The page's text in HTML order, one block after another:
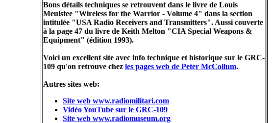
Bons détails techniques se retrouvent dans le livre de Louis
Meulstee "Wireless for the Warrior - Volume 4" dans la section
intitulée "USA Radio Receivers and Transmitters". Aussi couverte
à la page 47 du livre de Keith Melton "CIA Special Weapons &
Equipment" (édition 1993).
Voici un excellent site avec info technique et historique sur le GRC-
109 qu'on retrouve chez les pages web de Peter McCollum.
Autres sites web:
Site web www.radiomilitari.com
Vidéo YouTube sur le GRC-109
Site web www.radiomuseum.org